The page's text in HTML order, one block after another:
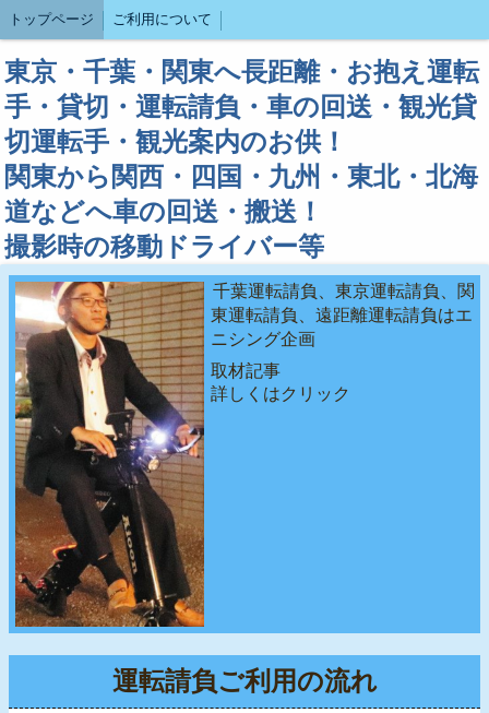
トップページ ご利用について
東京・千葉・関東へ長距離・お抱え運転
手・貸切・運転請負・車の回送・観光貸
切運転手・観光案内のお供！
関東から関西・四国・九州・東北・北海
道などへ車の回送・搬送！
撮影時の移動ドライバー等
千葉運転請負、東京運転請負、関
東運転請負、遠距離運転請負はエ
ニシング企画
取材記事
詳しくはクリック
運転請負ご利用の流れ